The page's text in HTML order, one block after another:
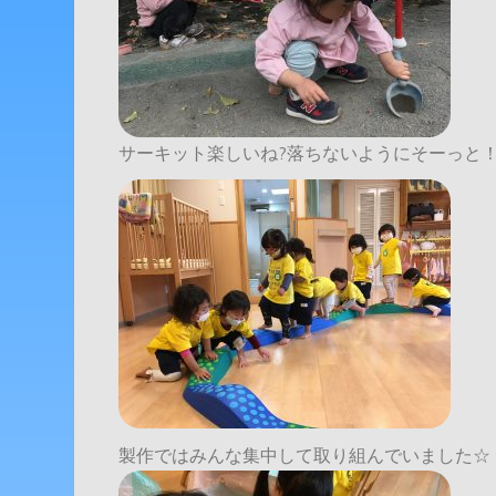
サーキット楽しいね?落ちないようにそーっと
製作ではみんな集中して取り組んでいました☆